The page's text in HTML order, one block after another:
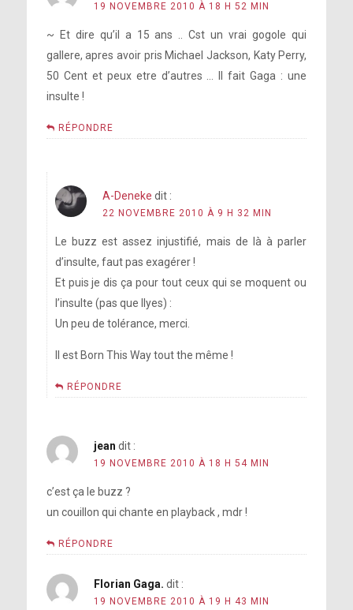
19 NOVEMBRE 2010 À 18 H 52 MIN
~ Et dire qu’il a 15 ans .. Cst un vrai gogole qui
gallere, apres avoir pris Michael Jackson, Katy Perry,
50 Cent et peux etre d’autres … Il fait Gaga : une
insulte !
RÉPONDRE
A-Deneke dit :
22 NOVEMBRE 2010 À 9 H 32 MIN
Le buzz est assez injustifié, mais de là à parler
d’insulte, faut pas exagérer !
Et puis je dis ça pour tout ceux qui se moquent ou
l’insulte (pas que Ilyes) :
Un peu de tolérance, merci.
Il est Born This Way tout the même !
RÉPONDRE
jean dit :
19 NOVEMBRE 2010 À 18 H 54 MIN
c’est ça le buzz ?
un couillon qui chante en playback , mdr !
RÉPONDRE
Florian Gaga. dit :
19 NOVEMBRE 2010 À 19 H 43 MIN